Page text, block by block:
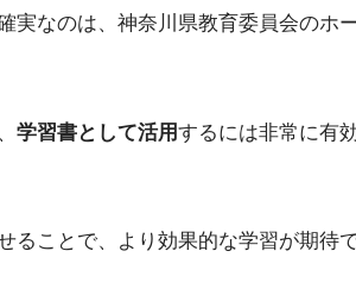
実なのは、神奈川県教育委員会のホ
学習書として活用するには非常に有
ことで、より効果的な学習が期待